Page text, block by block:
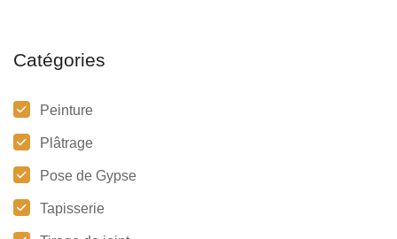
Catégories
Peinture
Plâtrage
Pose de Gypse
Tapisserie